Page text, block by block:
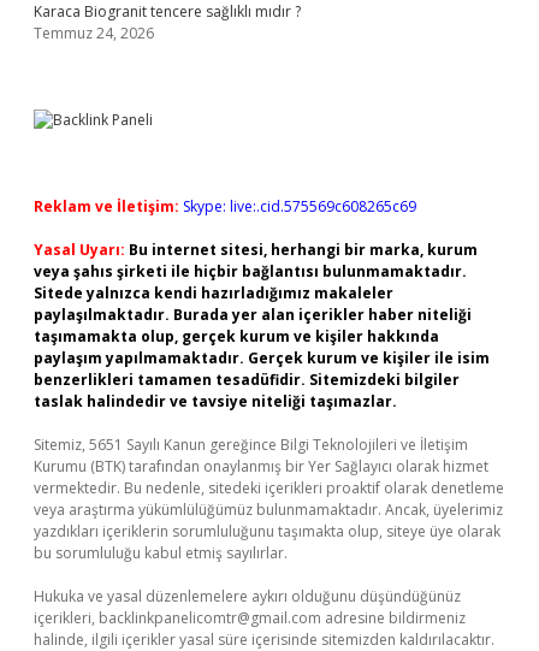
Karaca Biogranit tencere sağlıklı mıdır ?
Temmuz 24, 2026
Reklam ve İletişim: Skype: live:.cid.575569c608265c69
Yasal Uyarı: Bu internet sitesi, herhangi bir marka, kurum
veya şahıs şirketi ile hiçbir bağlantısı bulunmamaktadır.
Sitede yalnızca kendi hazırladığımız makaleler
paylaşılmaktadır. Burada yer alan içerikler haber niteliği
taşımamakta olup, gerçek kurum ve kişiler hakkında
paylaşım yapılmamaktadır. Gerçek kurum ve kişiler ile isim
benzerlikleri tamamen tesadüfidir. Sitemizdeki bilgiler
taslak halindedir ve tavsiye niteliği taşımazlar.
Sitemiz, 5651 Sayılı Kanun gereğince Bilgi Teknolojileri ve İletişim
Kurumu (BTK) tarafından onaylanmış bir Yer Sağlayıcı olarak hizmet
vermektedir. Bu nedenle, sitedeki içerikleri proaktif olarak denetleme
veya araştırma yükümlülüğümüz bulunmamaktadır. Ancak, üyelerimiz
yazdıkları içeriklerin sorumluluğunu taşımakta olup, siteye üye olarak
bu sorumluluğu kabul etmiş sayılırlar.
Hukuka ve yasal düzenlemelere aykırı olduğunu düşündüğünüz
içerikleri, backlinkpanelicomtr@gmail.com adresine bildirmeniz
halinde, ilgili içerikler yasal süre içerisinde sitemizden kaldırılacaktır.